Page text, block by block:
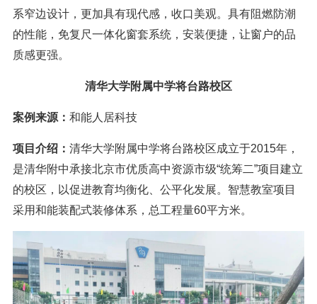
系窄边设计，更加具有现代感，收口美观。具有阻燃防潮
的性能，免复尺一体化窗套系统，安装便捷，让窗户的品
质感更强。
清华大学附属中学将台路校区
案例来源： 和能人居科技
项目介绍： 清华大学附属中学将台路校区成立于2015年，
是清华附中承接北京市优质高中资源市级“统筹二”项目建立
的校区，以促进教育均衡化、公平化发展。智慧教室项目
采用和能装配式装修体系，总工程量60平方米。